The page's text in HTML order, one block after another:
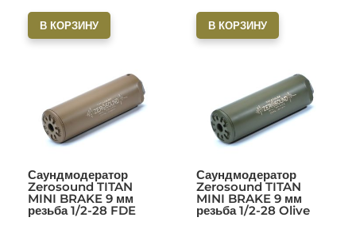
В КОРЗИНУ В КОРЗИНУ
Саундмодератор
Zerosound TITAN
MINI BRAKE 9 мм
резьба 1/2-28 FDE
Саундмодератор
Zerosound TITAN
MINI BRAKE 9 мм
резьба 1/2-28 Olive